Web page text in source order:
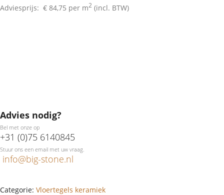
Adviesprijs: € 84,75 per m2 (incl. BTW)
Advies nodig?
Bel met onze op
+31 (0)75 6140845
Stuur ons een email met uw vraag.
info@big-stone.nl
Categorie: Vloertegels keramiek